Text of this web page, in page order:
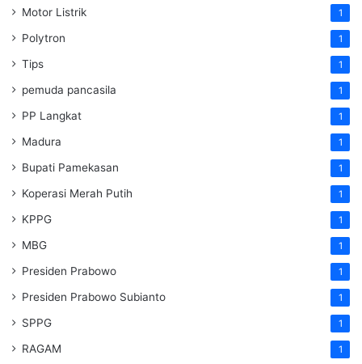
Motor Listrik 1
Polytron 1
Tips 1
pemuda pancasila 1
PP Langkat 1
Madura 1
Bupati Pamekasan 1
Koperasi Merah Putih 1
KPPG 1
MBG 1
Presiden Prabowo 1
Presiden Prabowo Subianto 1
SPPG 1
RAGAM 1